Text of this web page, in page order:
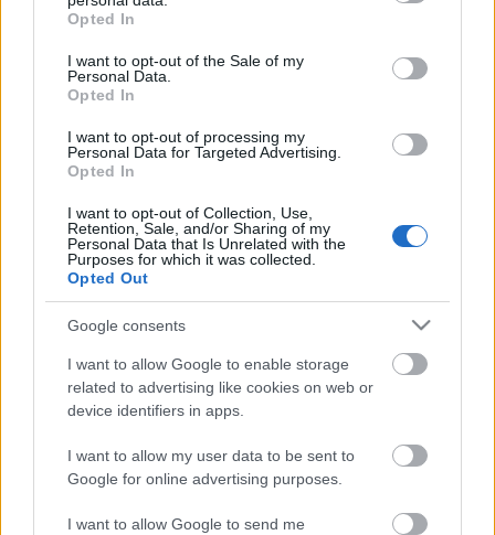
grant or deny consent to Google and its third-party tags to
use your data for below specified purposes in below Google
consent section.
Opted In
I want to opt-out of the Sale of my
Personal Data.
Opted In
I want to opt-out of processing my
Personal Data for Targeted Advertising.
Opted In
I want to opt-out of Collection, Use,
Retention, Sale, and/or Sharing of my
Personal Data that Is Unrelated with the
Purposes for which it was collected.
Opted Out
Google consents
I want to allow Google to enable storage
related to advertising like cookies on web or
device identifiers in apps.
I want to allow my user data to be sent to
Google for online advertising purposes.
I want to allow Google to send me
Kézműves torkoskodás
Felelős Gasztrohős•2013. február 08.
ész dolga? - Mondhatnám, hogy a válság miatt, de
nem lenne igaz. Nem azért választottunk normál áru
felét is meg akartuk spórolni, hanem azért, mert a
csatlakozott éttermek…
A szomszéd étterme mindig zöldebb?
-Weinbotschaft, Bécs-
Felelős Gasztrohős•2012. augusztus 24.
Néhány hete Bécsben jártam, és gondoltam
összekötöm a kellemeset a hasznossal: bár csak egy
szabad estém volt, igyekeztem feltérképezni a
fővárosban. A belvárosban való séta közben persze